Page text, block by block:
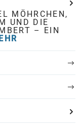
MÖHRCHEN,
UND DIE
– EIN